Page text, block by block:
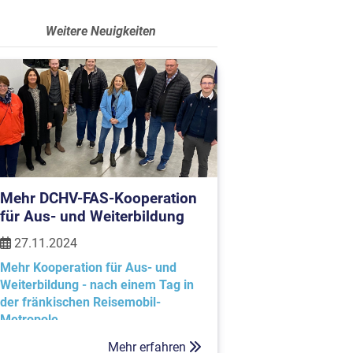
Weitere Neuigkeiten
Mehr DCHV-FAS-Kooperation
für Aus- und Weiterbildung
27.11.2024
Mehr Kooperation für Aus- und
Weiterbildung - nach einem Tag in
der fränkischen Reisemobil-
Metropole
Mehr erfahren